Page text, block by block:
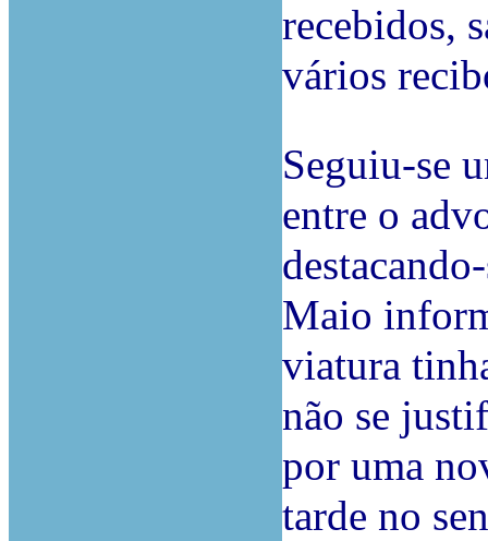
recebidos,
vários
Seguiu-se
entre o
Maio
viatura
não se
por uma
tarde no